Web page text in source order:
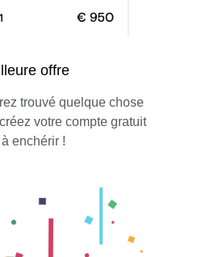
offre
trouvé quelque chose
votre compte gratuit
enchérir !